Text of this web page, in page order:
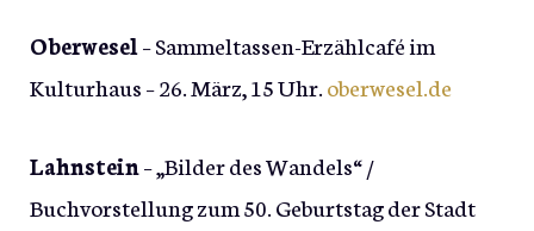
Oberwesel– Sammeltassen-Erzählcafé im
Kulturhaus – 26. März, 15 Uhr.oberwesel.de
Lahnstein– „Bilder des Wandels“ /
Buchvorstellung zum 50. Geburtstag der Stadt